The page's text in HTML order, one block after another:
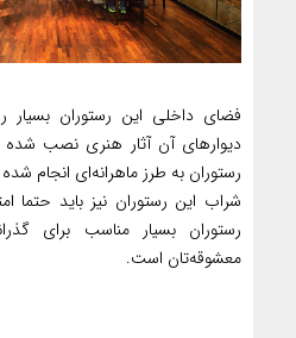
فضای داخلی این رستوران
دیوارهای آن آثار هنری نصب شده
رستوران به طرز ماهرانه‌ای انجام
شراب این رستوران نیز باید حتما
رستوران بسیار مناسب برای
معشوقه‌تان است.